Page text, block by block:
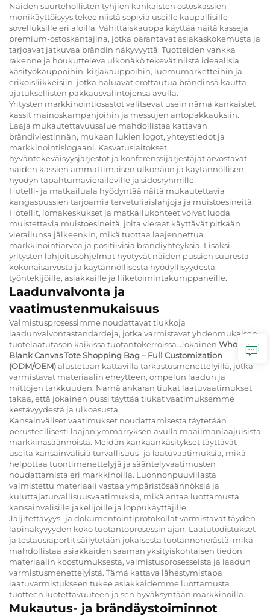
Näiden suurtehollisten tyhjien kankaisten ostoskassien
monikäyttöisyys tekee niistä sopivia useille kaupallisille
sovelluksille eri aloilla. Vähittäiskauppa käyttää näitä kasseja
premium-ostoskantajina, jotka parantavat asiakaskokemusta ja
tarjoavat jatkuvaa brändin näkyvyyttä. Tuotteiden vankka
rakenne ja houkutteleva ulkonäkö tekevät niistä ideaalisia
käsityökauppoihin, kirjakauppoihin, luomumarketteihin ja
erikoisliikkeisiin, jotka haluavat erottautua brändinsä kautta
ajatuksellisten pakkausvalintojensa avulla.
Yritysten markkinointiosastot valitsevat usein nämä kankaistet
kassit mainoskampanjoihin ja messujen antopakkauksiin.
Laaja mukautettavuusalue mahdollistaa kattavan
brändiviestinnän, mukaan lukien logot, yhteystiedot ja
markkinointislogaani. Kasvatuslaitokset,
hyväntekeväisyysjärjestöt ja konferenssijärjestäjät arvostavat
näiden kassien ammattimaisen ulkonäön ja käytännöllisen
hyödyn tapahtumavieraileville ja sidosryhmille.
Hotelli- ja matkailuala hyödyntää näitä mukautettavia
kangaspussien tarjoamia tervetuliaislahjoja ja muistoesineitä.
Hotellit, lomakeskukset ja matkailukohteet voivat luoda
muistettavia muistoesineitä, joita vieraat käyttävät pitkään
vierailunsa jälkeenkin, mikä tuottaa laajennettua
markkinointiarvoa ja positiivisia brändiyhteyksiä. Lisäksi
yritysten lahjoitusohjelmat hyötyvät näiden pussien suuresta
kokonaisarvosta ja käytännöllisestä hyödyllisyydestä
työntekijöille, asiakkaille ja liiketoimintakumppaneille.
Laadunvalvonta ja
vaatimustenmukaisuus
Valmistusprosessimme noudattavat tiukkoja
laadunvalvontastandardeja, jotka varmistavat yhdenmukaisen
tuotelaatutason kaikissa tuotantokerroissa. Jokainen Wholesale
Blank Canvas Tote Shopping Bag – Full Customization
(ODM/OEM)alustetaan kattavilla tarkastusmenettelyillä, jotka
varmistavat materiaalin eheytteen, ompelun laadun ja
mittojen tarkkuuden. Nämä ankaran tiukat laatuvaatimukset
takaa, että jokainen pussi täyttää tiukat vaatimuksemme
kestävyydestä ja ulkoasusta.
Kansainväliset vaatimukset noudattamisesta täytetään
perusteellisesti laajan ymmärryksen avulla maailmanlaajuisista
markkinasäännöistä. Meidän kankaankäsitykset täyttävät
useita kansainvälisiä turvallisuus- ja laatuvaatimuksia, mikä
helpottaa tuontimenettelyjä ja sääntelyvaatimusten
noudattamista eri markkinoilla. Luonnonpuuvillasta
valmistettu materiaali vastaa ympäristösäännöksiä ja
kuluttajaturvallisuusvaatimuksia, mikä antaa luottamusta
kansainvälisille jakelijoille ja loppukäyttäjille.
Jäljitettävyys- ja dokumentointiprotokollat varmistavat täyden
läpinäkyvyyden koko tuotantoprosessin ajan. Laatutodistukset
ja testausraportit säilytetään jokaisesta tuotannonerästä, mikä
mahdollistaa asiakkaiden saaman yksityiskohtaisen tiedon
materiaalin koostumuksesta, valmistusprosesseista ja laadun
varmistusmenettelyistä. Tämä kattava lähestymistapa
laatuvarmistukseen tukee asiakkaidemme luottamusta
tuotteen luotettavuuteen ja sen hyväksyntään markkinoilla.
Mukautus- ja brändäystoiminnot